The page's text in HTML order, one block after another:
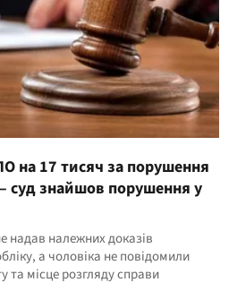
на 17 тисяч за порушення
– суд знайшов порушення у
надав належних доказів
а чоловіка не повідомили
місце розгляду справи